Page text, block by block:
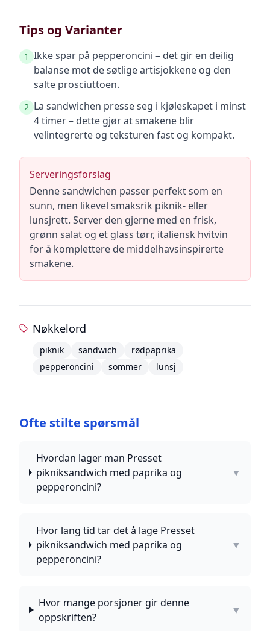
Tips og Varianter
1 Ikke spar på pepperoncini – det gir en deilig
balanse mot de søtlige artisjokkene og den
salte prosciuttoen.
2 La sandwichen presse seg i kjøleskapet i minst
4 timer – dette gjør at smakene blir
velintegrerte og teksturen fast og kompakt.
Serveringsforslag
Denne sandwichen passer perfekt som en
sunn, men likevel smaksrik piknik- eller
lunsjrett. Server den gjerne med en frisk,
grønn salat og et glass tørr, italiensk hvitvin
for å komplettere de middelhavsinspirerte
smakene.
Nøkkelord
piknik sandwich
rødpaprika
pepperoncini
sommer lunsj
Ofte stilte spørsmål
Hvordan lager man Presset
pikniksandwich med paprika og
pepperoncini?
▼
Hvor lang tid tar det å lage Presset
pikniksandwich med paprika og
pepperoncini?
▼
Hvor mange porsjoner gir denne
oppskriften?
▼